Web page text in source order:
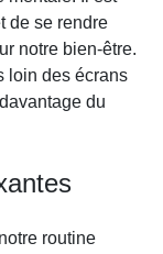
de se rendre
notre bien-être.
loin des écrans
du
routine